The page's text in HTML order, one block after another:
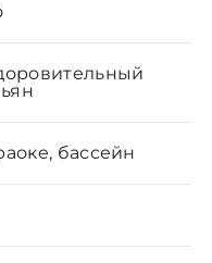
бассейн